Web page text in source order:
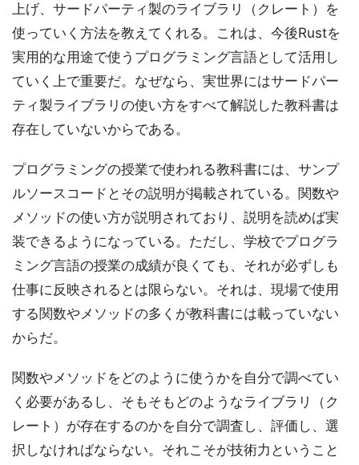
上げ、サードパーティ製のライブラリ（クレート）を
使っていく方法を教えてくれる。これは、今後Rustを
実用的な用途で使うプログラミング言語として活用し
ていく上で重要だ。なぜなら、実世界にはサードパー
ティ製ライブラリの使い方をすべて解説した教科書は
存在していないからである。
プログラミングの授業で使われる教科書には、サンプ
ルソースコードとその説明が掲載されている。関数や
メソッドの使い方が説明されており、説明を読めば実
装できるようになっている。ただし、学校でプログラ
ミング言語の授業の成績が良くても、それが必ずしも
仕事に反映されるとは限らない。それは、現場で使用
する関数やメソッドの多くが教科書には載っていない
からだ。
関数やメソッドをどのように使うかを自分で調べてい
く必要があるし、そもそもどのようなライブラリ（ク
レート）が存在するのかを自分で調査し、評価し、選
択しなければならない。それこそが技術力ということ